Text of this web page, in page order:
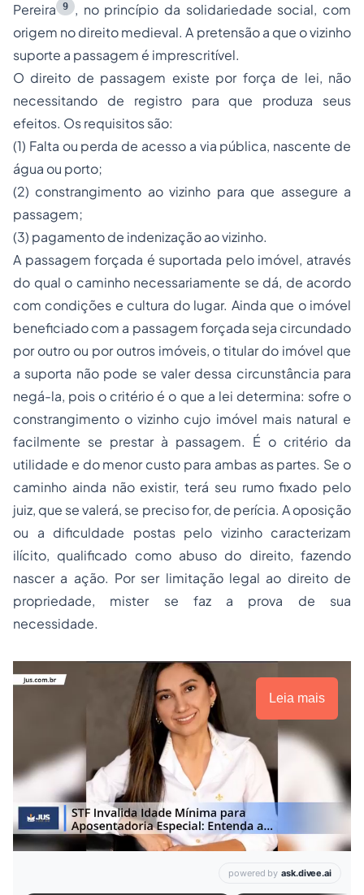
Pereira
9
, no princípio da solidariedade social, com
origem no direito medieval. A pretensão a que o vizinho
suporte a passagem é imprescritível.
O direito de passagem existe por força de lei, não
necessitando de registro para que produza seus
efeitos. Os requisitos são:
(1) Falta ou perda de acesso a via pública, nascente de
água ou porto;
(2) constrangimento ao vizinho para que assegure a
passagem;
(3) pagamento de indenização ao vizinho.
A passagem forçada é suportada pelo imóvel, através
do qual o caminho necessariamente se dá, de acordo
com condições e cultura do lugar. Ainda que o imóvel
beneficiado com a passagem forçada seja circundado
por outro ou por outros imóveis, o titular do imóvel que
a suporta não pode se valer dessa circunstância para
negá-la, pois o critério é o que a lei determina: sofre o
constrangimento o vizinho cujo imóvel mais natural e
facilmente se prestar à passagem. É o critério da
utilidade e do menor custo para ambas as partes. Se o
caminho ainda não existir, terá seu rumo fixado pelo
juiz, que se valerá, se preciso for, de perícia. A oposição
ou a dificuldade postas pelo vizinho caracterizam
ilícito, qualificado como abuso do direito, fazendo
nascer a ação. Por ser limitação legal ao direito de
propriedade, mister se faz a prova de sua
necessidade.
Leia mais